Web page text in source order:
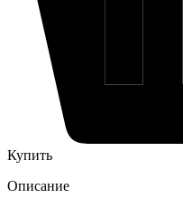
Купить
Описание